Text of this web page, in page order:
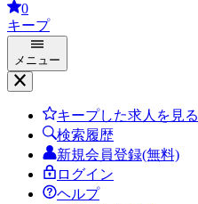
0
キープ
メニュー
キープした求人を見る
検索履歴
新規会員登録(無料)
ログイン
ヘルプ